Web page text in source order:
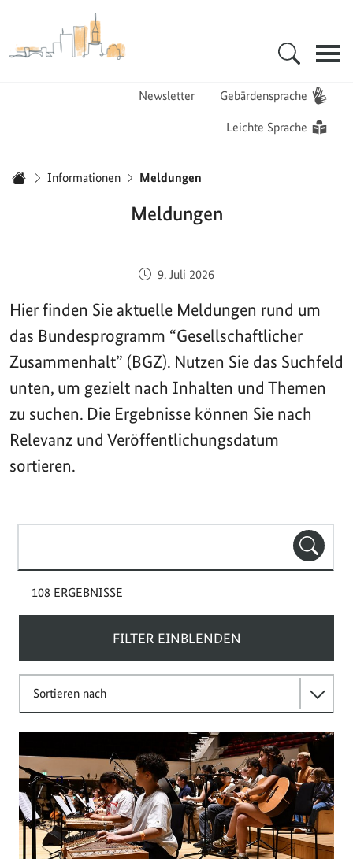
Zur Startseite - BGZ - Bundesamt für Migration und Flüchtlinge
Newsletter
Gebärdensprache
Leichte Sprache
Informationen Meldungen
Meldungen
Veröffentlicht am:
9. Juli 2026
Hier finden Sie aktuelle Meldungen rund um
das Bundesprogramm “Gesellschaftlicher
Zusammenhalt” (BGZ). Nutzen Sie das Suchfeld
unten, um gezielt nach Inhalten und Themen
zu suchen. Die Ergebnisse können Sie nach
Relevanz und Veröffentlichungsdatum
sortieren.
108 ERGEBNISSE
FILTER EINBLENDEN
Sortieren nach